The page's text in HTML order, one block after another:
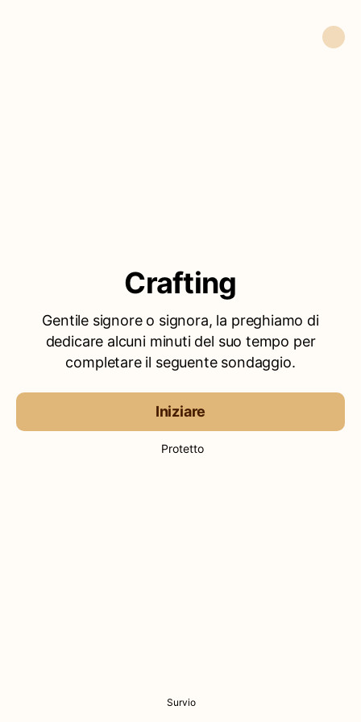
Crafting
Gentile signore o signora, la preghiamo di
dedicare alcuni minuti del suo tempo per
completare il seguente sondaggio.
Iniziare
Protetto
Survio